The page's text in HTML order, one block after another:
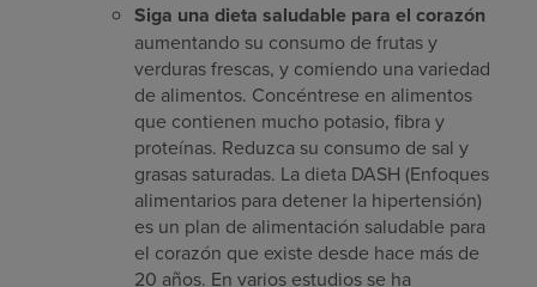
Siga una dieta saludable para el corazón
aumentando su consumo de frutas y
verduras frescas, y comiendo una variedad
de alimentos. Concéntrese en alimentos
que contienen mucho potasio, fibra y
proteínas. Reduzca su consumo de sal y
grasas saturadas. La dieta DASH (Enfoques
alimentarios para detener la hipertensión)
es un plan de alimentación saludable para
el corazón que existe desde hace más de
20 años. En varios estudios se ha